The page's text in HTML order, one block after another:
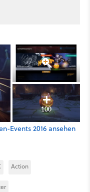
100
Events 2016 ansehen
Action